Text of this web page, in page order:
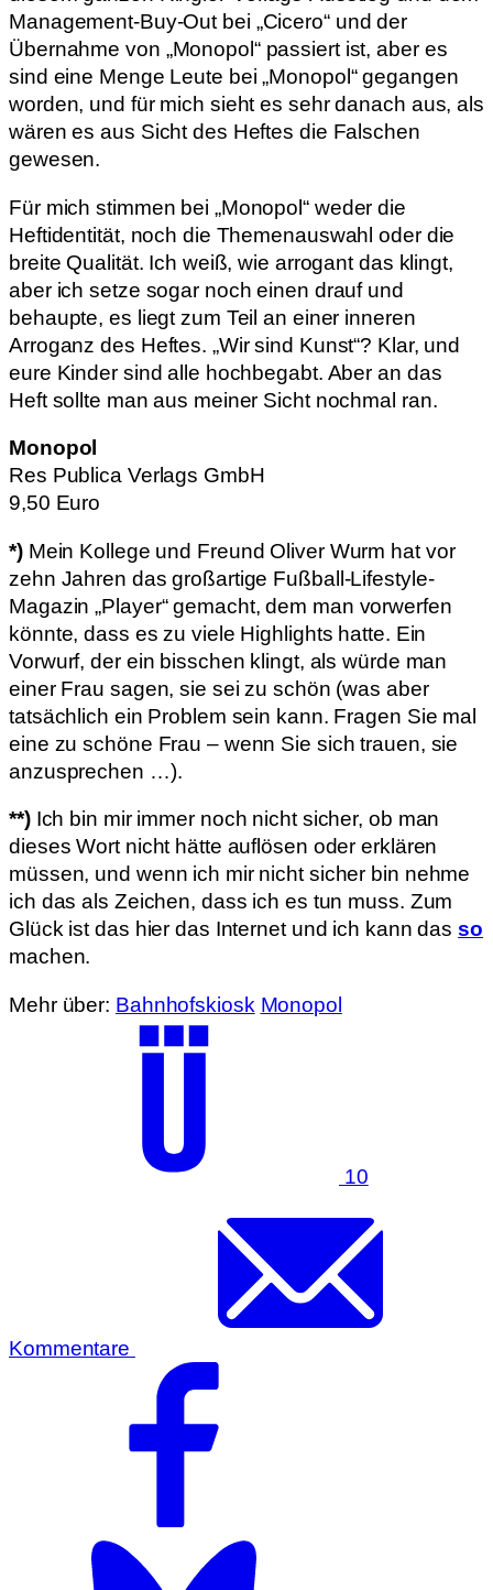
Management-Buy-Out bei „Cicero“ und der
Übernahme von „Monopol“ passiert ist, aber es
sind eine Menge Leute bei „Monopol“ gegangen
worden, und für mich sieht es sehr danach aus, als
wären es aus Sicht des Heftes die Falschen
gewesen.
Für mich stimmen bei „Monopol“ weder die
Heftidentität, noch die Themenauswahl oder die
breite Qualität. Ich weiß, wie arrogant das klingt,
aber ich setze sogar noch einen drauf und
behaupte, es liegt zum Teil an einer inneren
Arroganz des Heftes. „Wir sind Kunst“? Klar, und
eure Kinder sind alle hochbegabt. Aber an das
Heft sollte man aus meiner Sicht nochmal ran.
Monopol
Res Publica Verlags GmbH
9,50 Euro
*)Mein Kollege und Freund Oliver Wurm hat vor
zehn Jahren das großartige Fußball-Lifestyle-
Magazin „Player“ gemacht, dem man vorwerfen
könnte, dass es zu viele Highlights hatte. Ein
Vorwurf, der ein bisschen klingt, als würde man
einer Frau sagen, sie sei zu schön (was aber
tatsächlich ein Problem sein kann. Fragen Sie mal
eine zu schöne Frau – wenn Sie sich trauen, sie
anzusprechen …).
**)Ich bin mir immer noch nicht sicher, ob man
dieses Wort nicht hätte auflösen oder erklären
müssen, und wenn ich mir nicht sicher bin nehme
ich das als Zeichen, dass ich es tun muss. Zum
Glück ist das hier das Internet und ich kann dasso
machen.
Mehr über: Bahnhofskiosk Monopol
10
Kommentare